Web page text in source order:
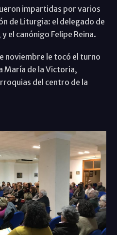
impartidas por varios
de Liturgia: el delegado de
el canónigo Felipe Reina.
noviembre le tocó el turno
María de la Victoria,
del centro de la